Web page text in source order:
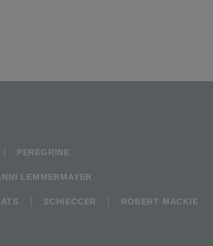
PEREGRINE
LEMMERMAYER
SCHIECCER ROBERT MACKIE